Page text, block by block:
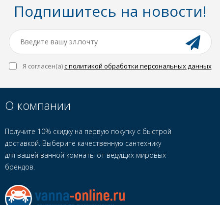
Подпишитесь на новости!
Я согласен(a)с политикой обработки персональных данных
О компании
Получите 10% скидку на первую покупку с быстрой
доставкой. Выберите качественную сантехнику
для вашей ванной комнаты от ведущих мировых
брендов.